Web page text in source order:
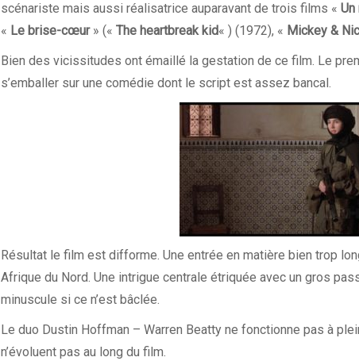
scénariste mais aussi réalisatrice auparavant de trois films « Un
« Le brise-cœur» (« The heartbreak kid« ) (1972), « Mickey &
Bien des vicissitudes ont émaillé la gestation de ce film. Le
s’emballer sur une comédie dont le script est assez bancal.
Résultat le film est difforme. Une entrée en matière bien trop
Afrique du Nord. Une intrigue centrale étriquée avec un gros
minuscule si ce n’est bâclée.
Le duo Dustin Hoffman – Warren Beatty ne fonctionne pas à
n’évoluent pas au long du film.